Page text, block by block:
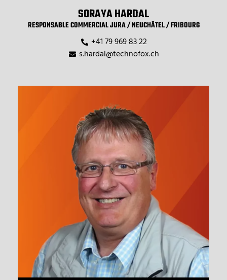
SORAYA HARDAL
RESPONSABLE COMMERCIAL JURA / NEUCHÂTEL / FRIBOURG
+41 79 969 83 22
s.hardal@technofox.ch